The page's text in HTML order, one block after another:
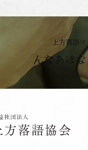
上方落語
んなあほ